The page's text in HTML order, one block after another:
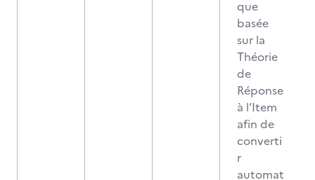
que
basée
sur la
Théorie
de
Réponse
à l’Item
afin de
converti
r
automat